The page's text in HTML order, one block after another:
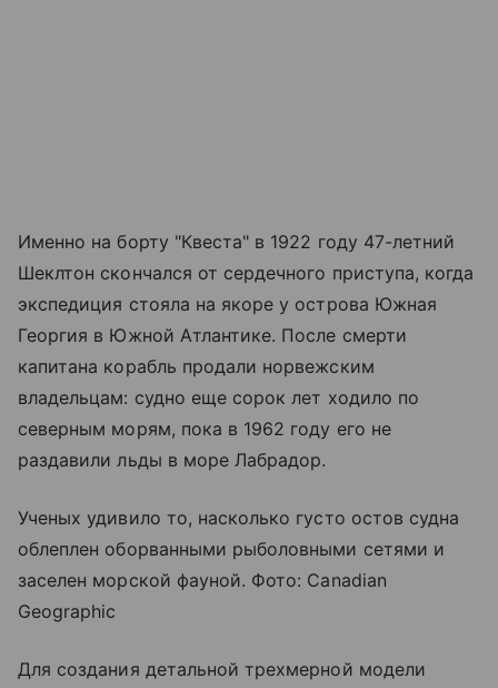
Именно на борту "Квеста" в 1922 году 47-летний
Шеклтон скончался от сердечного приступа, когда
экспедиция стояла на якоре у острова Южная
Георгия в Южной Атлантике. После смерти
капитана корабль продали норвежским
владельцам: судно еще сорок лет ходило по
северным морям, пока в 1962 году его не
раздавили льды в море Лабрадор.
Ученых удивило то, насколько густо остов судна
облеплен оборванными рыболовными сетями и
заселен морской фауной. Фото: Canadian
Geographic
Для создания детальной трехмерной модели